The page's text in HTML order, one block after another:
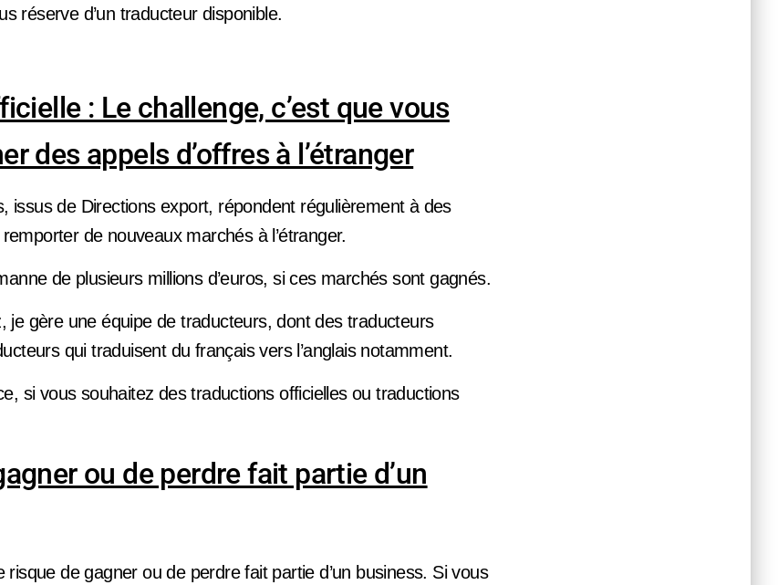
réserve d’un traducteur disponible.
: Le challenge, c’est que vous
des appels d’offres à l’étranger
issus de Directions export, répondent régulièrement à des
de nouveaux marchés à l’étranger.
de plusieurs millions d’euros, si ces marchés sont gagnés.
je gère une équipe de traducteurs, dont des traducteurs
qui traduisent du français vers l’anglais notamment.
si vous souhaitez des traductions officielles ou traductions
ou de perdre fait partie d’un
risque de gagner ou de perdre fait partie d’un business. Si vous